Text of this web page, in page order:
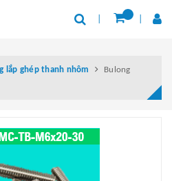
lắp ghép thanh nhôm
Bulong